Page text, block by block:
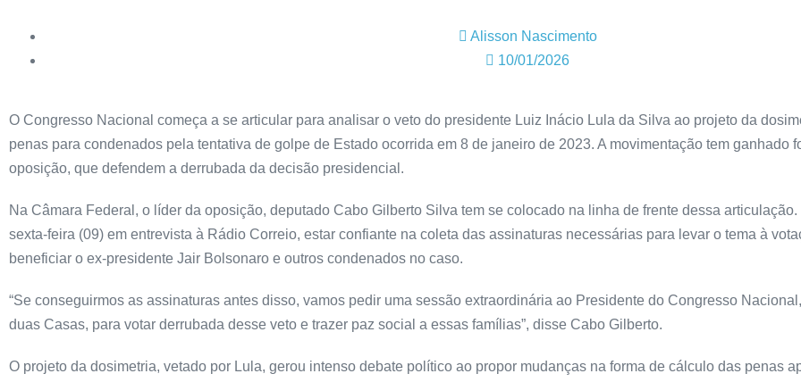
Alisson Nascimento
10/01/2026
O Congresso Nacional começa a se articular para analisar o veto do presidente Luiz Inácio Lula da Silva ao projeto da
penas para condenados pela tentativa de golpe de Estado ocorrida em 8 de janeiro de 2023. A movimentação tem ganhado
oposição, que defendem a derrubada da decisão presidencial.
Na Câmara Federal, o líder da oposição, deputado Cabo Gilberto Silva tem se colocado na linha de frente dessa
sexta-feira (09) em entrevista à Rádio Correio, estar confiante na coleta das assinaturas necessárias para levar o tema à
beneficiar o ex-presidente Jair Bolsonaro e outros condenados no caso.
“Se conseguirmos as assinaturas antes disso, vamos pedir uma sessão extraordinária ao Presidente do Congresso
duas Casas, para votar derrubada desse veto e trazer paz social a essas famílias”, disse Cabo Gilberto.
O projeto da dosimetria, vetado por Lula, gerou intenso debate político ao propor mudanças na forma de cálculo das penas